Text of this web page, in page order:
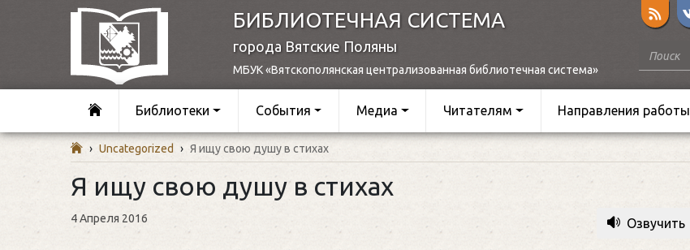
БИБЛИОТЕЧНАЯ СИСТЕМА
города Вятские Поляны
МБУК «Вятскополянская централизованная библиотечная система»
Библиотеки События Медиа Читателям Направления работы
› Uncategorized › Я ищу свою душу в стихах
Я ищу свою душу в стихах
4 Апреля 2016 Озвучить